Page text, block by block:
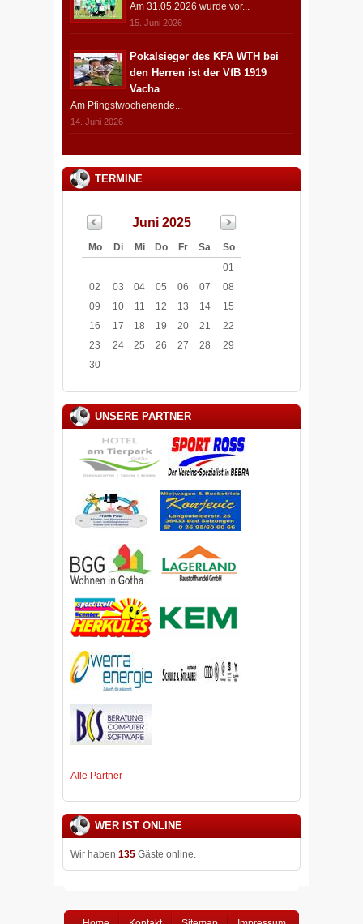
Am 31.05.2026 wurde vor...
15. Juni 2026
Pokalsieger des KFA WTH bei
den Herren ist der VfB 1919
Vacha
Am Pfingstwochenende...
14. Juni 2026
TERMINE
Juni 2025
Mo Di Mi Do Fr Sa
So
01
02
03 04 05 06 07
08
09
10 11 12 13 14
15
16
17 18 19 20 21
22
23
24 25 26 27 28
29
30
UNSERE PARTNER
Alle Partner
WER IST ONLINE
Wir haben 135 Gäste online.